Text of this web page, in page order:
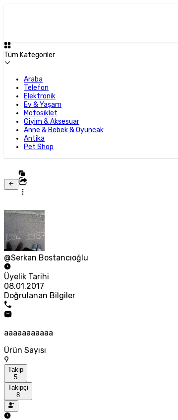
Tüm Kategoriler
Araba
Telefon
Elektronik
Ev & Yaşam
Motosiklet
Giyim & Aksesuar
Anne & Bebek & Oyuncak
Antika
Pet Shop
@Serkan Bostancıoğlu
Üyelik Tarihi
08.01.2017
Doğrulanan Bilgiler
aaaaaaaaaaa
Ürün Sayısı
9
Takip
5
Takipçi
8